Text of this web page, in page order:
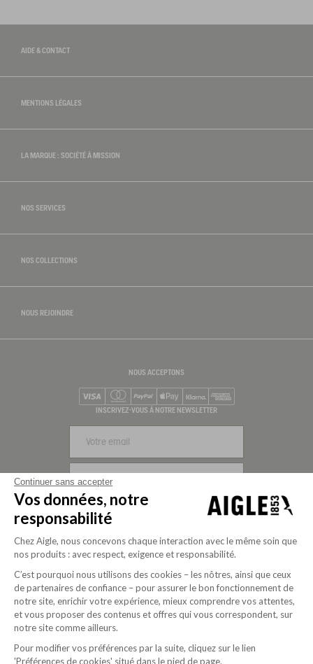
AIDE & CONTACT
MENTIONS LÉGALES
LA MARQUE : SOCIÉTÉ À MISSION
NOS SERVICES
NOS COLLECTIONS
NOUS REJOINDRE
NOUS ACCEPTONS
Visa Mastercard
PayPalApple PayKlarna
INSCRIVEZ-VOUS À NOTRE NEWSLETTER
Société à mission depuis 2020
Continuer sans accepter
Vos données, notre
responsabilité
Chez Aigle, nous concevons chaque interaction avec le même soin que
nos produits : avec respect, exigence et responsabilité.
C’est pourquoi nous utilisons des cookies – les nôtres, ainsi que ceux
de partenaires de confiance – pour assurer le bon fonctionnement de
notre site, enrichir votre expérience, mieux comprendre vos attentes,
et vous proposer des contenus et offres qui vous correspondent, sur
notre site comme ailleurs.
Pour modifier vos préférences par la suite, cliquez sur le lien
'Préférences de cookies' situé dans le pied de page.